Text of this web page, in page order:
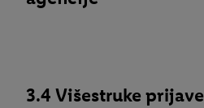
3.4 Višestruke prijave